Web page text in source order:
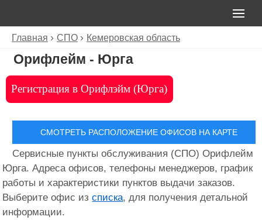
Главная СПО Кемеровская область
Орифлейм - Юрга
Регистрация в Орифлэйм (Юрга)
СМОТРЕТЬ РАСПОЛОЖЕНИЕ ОФИСОВ НА КАРТЕ
Сервисные пункты обслуживания (СПО) Орифлейм
Юрга. Адреса офисов, телефоны менеджеров, график
работы и характеристики пунктов выдачи заказов.
Выберите офис изсписка, для получения детальной
информации.